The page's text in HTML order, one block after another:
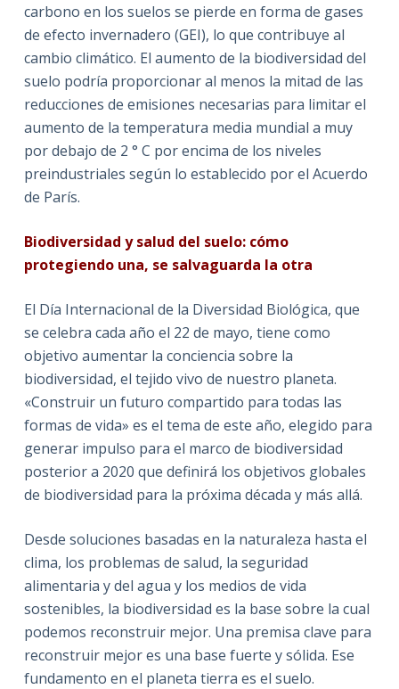
carbono en los suelos se pierde en forma de gases
de efecto invernadero (GEI), lo que contribuye al
cambio climático. El aumento de la biodiversidad del
suelo podría proporcionar al menos la mitad de las
reducciones de emisiones necesarias para limitar el
aumento de la temperatura media mundial a muy
por debajo de 2 ° C por encima de los niveles
preindustriales según lo establecido por el Acuerdo
de París.
Biodiversidad y salud del suelo: cómo
protegiendo una, se salvaguarda la otra
El Día Internacional de la Diversidad Biológica, que
se celebra cada año el 22 de mayo, tiene como
objetivo aumentar la conciencia sobre la
biodiversidad, el tejido vivo de nuestro planeta.
«Construir un futuro compartido para todas las
formas de vida» es el tema de este año, elegido para
generar impulso para el marco de biodiversidad
posterior a 2020 que definirá los objetivos globales
de biodiversidad para la próxima década y más allá.
Desde soluciones basadas en la naturaleza hasta el
clima, los problemas de salud, la seguridad
alimentaria y del agua y los medios de vida
sostenibles, la biodiversidad es la base sobre la cual
podemos reconstruir mejor. Una premisa clave para
reconstruir mejor es una base fuerte y sólida. Ese
fundamento en el planeta tierra es el suelo.